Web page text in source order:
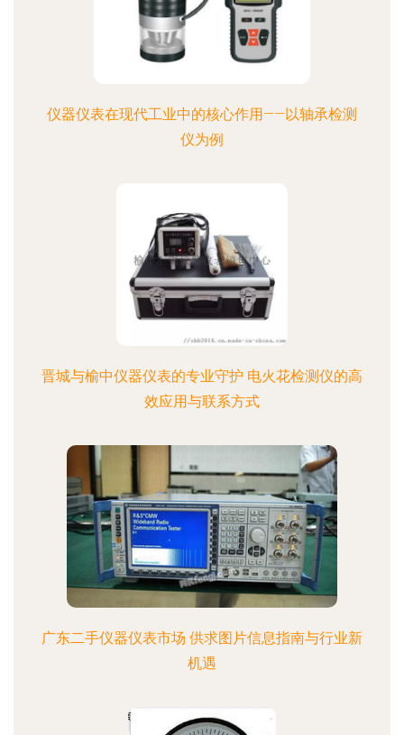
仪器仪表在现代工业中的核心作用——以轴承检测
仪为例
晋城与榆中仪器仪表的专业守护 电火花检测仪的高
效应用与联系方式
广东二手仪器仪表市场 供求图片信息指南与行业新
机遇